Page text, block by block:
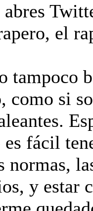
el
tampoco
como si
fácil
normas,
y estar